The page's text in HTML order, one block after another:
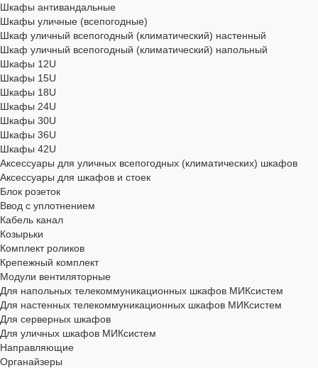
Шкафы антивандальные
Шкафы уличные (всепогодные)
Шкаф уличный всепогодный (климатический) настенный
Шкаф уличный всепогодный (климатический) напольный
Шкафы 12U
Шкафы 15U
Шкафы 18U
Шкафы 24U
Шкафы 30U
Шкафы 36U
Шкафы 42U
Аксессуары для уличных всепогодных (климатических) шкафов
Аксессуары для шкафов и стоек
Блок розеток
Ввод с уплотнением
Кабель канал
Козырьки
Комплект роликов
Крепежный комплект
Модули вентиляторные
Для напольных телекоммуникационных шкафов МИКсистем
Для настенных телекоммуникационных шкафов МИКсистем
Для серверных шкафов
Для уличных шкафов МИКсистем
Направляющие
Органайзеры